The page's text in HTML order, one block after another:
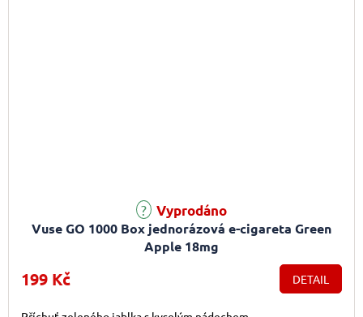
Vuse GO 1000 Box jednorázová e-cigareta Green
Apple 18mg
Vyprodáno
199 Kč DETAIL